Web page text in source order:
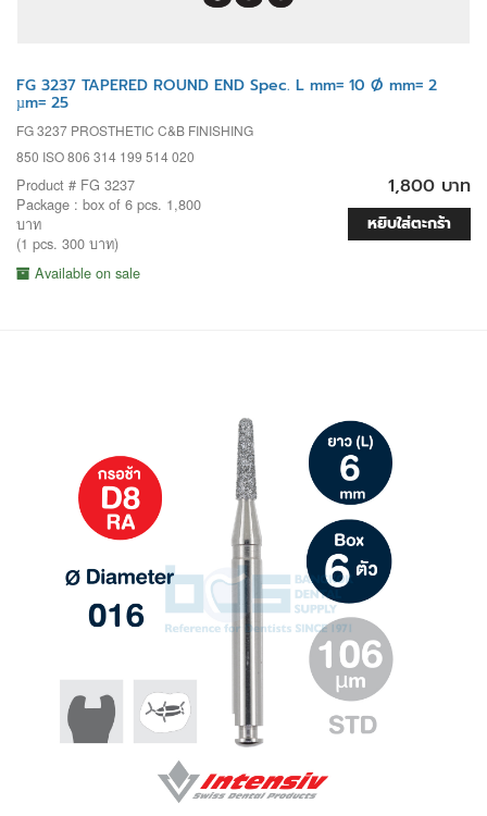
FG 3237 TAPERED ROUND END Spec. L mm= 10 Ø mm= 2
µm= 25
FG 3237 PROSTHETIC C&B FINISHING
850 ISO 806 314 199 514 020
Product # FG 3237
Package : box of 6 pcs. 1,800
บาท
(1 pcs. 300 บาท)
Available on sale
1,800 บาท
หยิบใส่ตะกร้า